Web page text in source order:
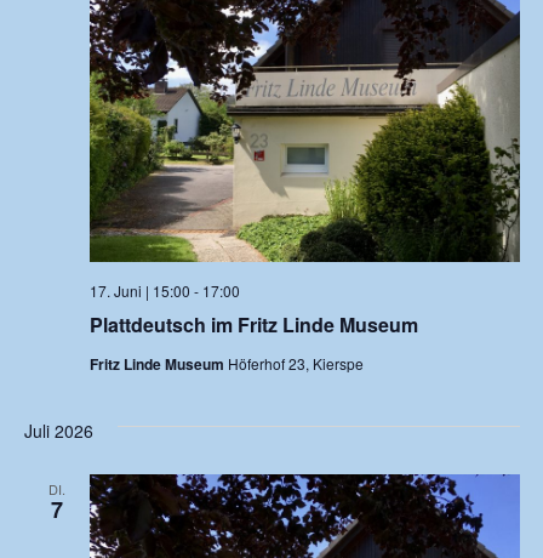
Plattdeutsch im Fritz Linde Museum
17. Juni | 15:00 - 17:00
Fritz Linde Museum Höferhof 23, Kierspe
Juli 2026
DI.
7